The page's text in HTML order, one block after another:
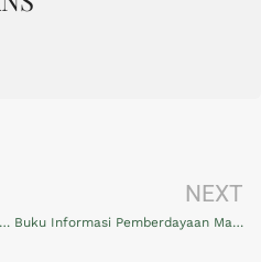
Kearifan Lokal Masyarakat sekitar Kawasan TNGM
NEXT
Buku Informasi Pemberdayaan Masyarakat Sekitar TNGM